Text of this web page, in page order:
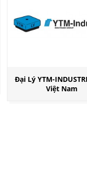
Đại Lý YTM-
Việt Nam